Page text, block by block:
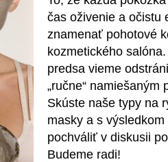
čas oživenie a očistu
znamenať pohotové
kozmetického
predsa vieme
„ručne“ namiešaným
Skúste naše typy na
masky a s
pochváliť v diskusii
Budeme radi!